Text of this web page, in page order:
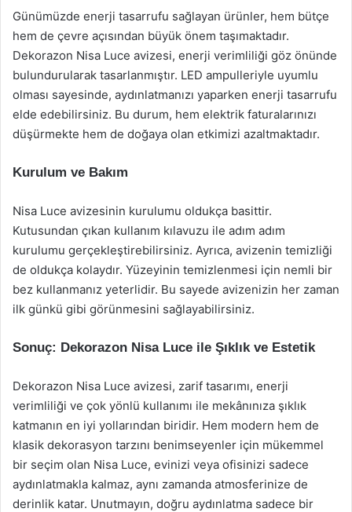
Günümüzde enerji tasarrufu sağlayan ürünler, hem bütçe
hem de çevre açısından büyük önem taşımaktadır.
Dekorazon Nisa Luce avizesi, enerji verimliliği göz önünde
bulundurularak tasarlanmıştır. LED ampulleriyle uyumlu
olması sayesinde, aydınlatmanızı yaparken enerji tasarrufu
elde edebilirsiniz. Bu durum, hem elektrik faturalarınızı
düşürmekte hem de doğaya olan etkimizi azaltmaktadır.
Kurulum ve Bakım
Nisa Luce avizesinin kurulumu oldukça basittir.
Kutusundan çıkan kullanım kılavuzu ile adım adım
kurulumu gerçekleştirebilirsiniz. Ayrıca, avizenin temizliği
de oldukça kolaydır. Yüzeyinin temizlenmesi için nemli bir
bez kullanmanız yeterlidir. Bu sayede avizenizin her zaman
ilk günkü gibi görünmesini sağlayabilirsiniz.
Sonuç: Dekorazon Nisa Luce ile Şıklık ve Estetik
Dekorazon Nisa Luce avizesi, zarif tasarımı, enerji
verimliliği ve çok yönlü kullanımı ile mekânınıza şıklık
katmanın en iyi yollarından biridir. Hem modern hem de
klasik dekorasyon tarzını benimseyenler için mükemmel
bir seçim olan Nisa Luce, evinizi veya ofisinizi sadece
aydınlatmakla kalmaz, aynı zamanda atmosferinize de
derinlik katar. Unutmayın, doğru aydınlatma sadece bir